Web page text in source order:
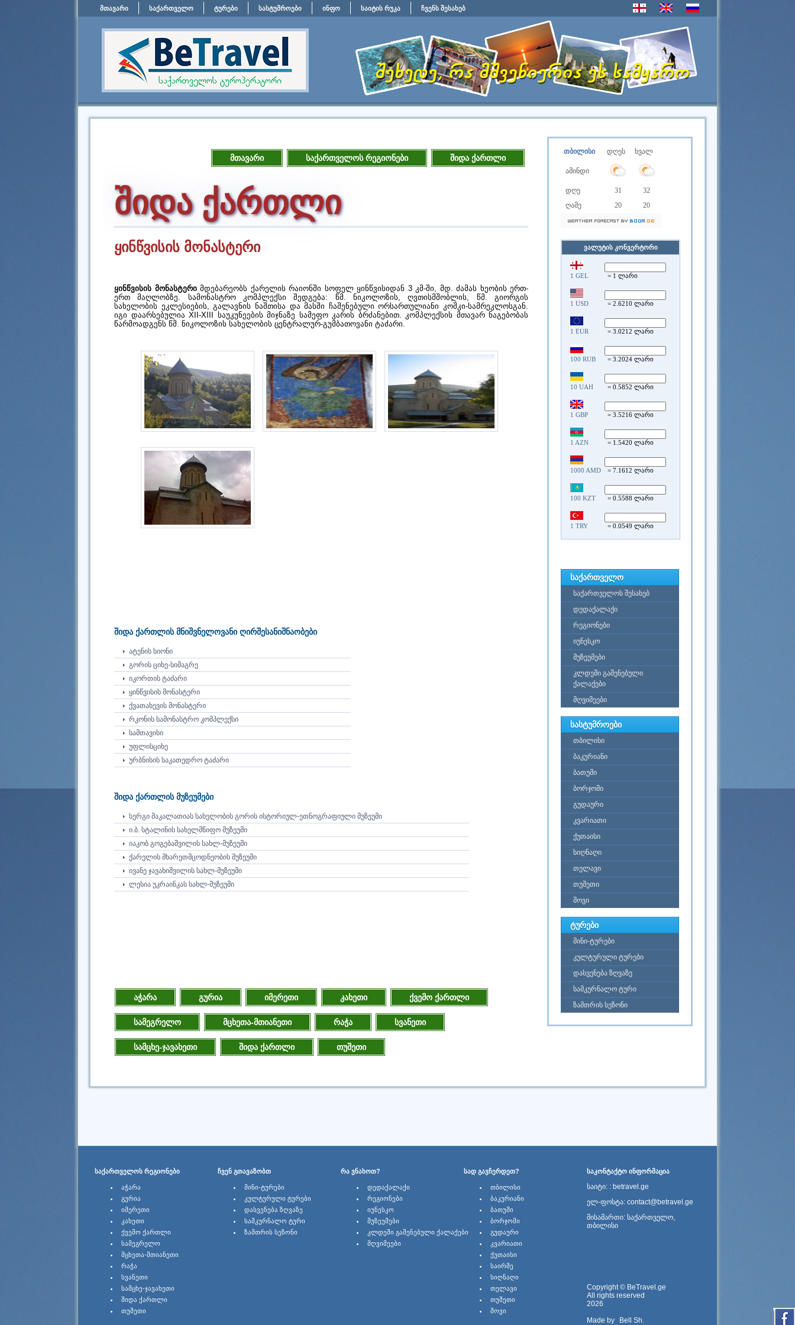
მთავარი საქართველო ტურები სასტუმროები ინფო საიტის რუკა ჩვენს შესახებ
თბილისი დღეს ხვალ
ამინდი
დღე 31
32
ღამე
20 20
ვალუტის კონვერტორი
1 GEL = 1 ლარი
1 USD = 2.6210 ლარი
1 EUR = 3.0212 ლარი
100 RUB = 3.2024 ლარი
10 UAH = 0.5852 ლარი
1 GBP = 3.5216 ლარი
1 AZN = 1.5420 ლარი
1000 AMD = 7.1612 ლარი
100 KZT = 0.5588 ლარი
1 TRY = 0.0549 ლარი
საქართველო
საქართველოს შესახებ
დედაქალაქი
რეგიონები
იუნესკო
მუზეუმები
კლდეში გაშენებული
ქალაქები
მღვიმეები
სასტუმროები
თბილისი
ბაკურიანი
ბათუმი
ბორჯომი
გუდაური
კვარიათი
ქუთაისი
სიღნაღი
თელავი
თუშეთი
შოვი
ტურები
მინი-ტურები
კულტურული ტურები
დასვენება ზღვაზე
სამკურნალო ტური
ზამთრის სეზონი
მთავარი საქართველოს რეგიონები შიდა ქართლი
შიდა ქართლი
ყინწვისის მონასტერი
ყინწვისის მონასტერი მდებარეობს ქარელის რაიონში სოფელ ყინწვისიდან 3 კმ-ში, მდ. ძამას ხეობის ერთ-
ერთ მაღლობზე. სამონასტრო კომპლექსი შედგება: წმ. ნიკოლოზის, ღვთისმშობლის, წმ. გიორგის
სახელობის ეკლესიების, გალავნის ნაშთისა და მასში ჩაშენებული ორსართულიანი კოშკი-სამრეკლოსგან.
იგი დაარსებულია XII-XIII საუკუნეების მიჯნაზე სამეფო კარის ბრძანებით. კომპლექსის მთავარ ნაგებობას
წარმოადგენს წმ. ნიკოლოზის სახელობის ცენტრალურ-გუმბათოვანი ტაძარი.
შიდა ქართლის მნიშვნელოვანი ღირშესანიშნაობები
ᲐᲢᲔᲜᲘᲡ ᲡᲘᲝᲜᲘ
ᲒᲝᲠᲘᲡ ᲪᲘᲮᲔ-ᲡᲘᲛᲐᲒᲠᲔ
ᲘᲙᲝᲠᲗᲘᲡ ᲢᲐᲫᲐᲠᲘ
ᲧᲘᲜᲬᲕᲘᲡᲘᲡ ᲛᲝᲜᲐᲡᲢᲔᲠᲘ
ᲥᲕᲐᲗᲐᲮᲔᲕᲘᲡ ᲛᲝᲜᲐᲡᲢᲔᲠᲘ
ᲠᲙᲝᲜᲘᲡ ᲡᲐᲛᲝᲜᲐᲡᲢᲠᲝ ᲙᲝᲛᲞᲚᲔᲥᲡᲘ
ᲡᲐᲛᲗᲐᲕᲘᲡᲘ
ᲣᲤᲚᲘᲡᲪᲘᲮᲔ
ᲣᲠᲑᲜᲘᲡᲘᲡ ᲡᲐᲙᲐᲗᲔᲓᲠᲝ ᲢᲐᲫᲐᲠᲘ
შიდა ქართლის მუზეუმები
ᲡᲔᲠᲒᲘ ᲛᲐᲙᲐᲚᲐᲗᲘᲐᲡ ᲡᲐᲮᲔᲚᲝᲑᲘᲡ ᲒᲝᲠᲘᲡ ᲘᲡᲢᲝᲠᲘᲣᲚ-ᲔᲗᲜᲝᲒᲠᲐᲤᲘᲣᲚᲘ ᲛᲣᲖᲔᲣᲛᲘ
Ი.Ბ. ᲡᲢᲐᲚᲘᲜᲘᲡ ᲡᲐᲮᲔᲚᲛᲬᲘᲤᲝ ᲛᲣᲖᲔᲣᲛᲘ
ᲘᲐᲙᲝᲑ ᲒᲝᲒᲔᲑᲐᲨᲕᲘᲚᲘᲡ ᲡᲐᲮᲚ-ᲛᲣᲖᲔᲣᲛᲘ
ᲥᲐᲠᲔᲚᲘᲡ ᲛᲮᲐᲠᲔᲗᲛᲪᲝᲓᲜᲔᲝᲑᲘᲡ ᲛᲣᲖᲔᲣᲛᲘ
ᲘᲕᲐᲜᲔ ᲯᲐᲕᲐᲮᲘᲨᲕᲘᲚᲘᲡ ᲡᲐᲮᲚ-ᲛᲣᲖᲔᲣᲛᲘ
ᲚᲔᲡᲘᲐ ᲣᲙᲠᲐᲘᲜᲙᲐᲡ ᲡᲐᲮᲚ-ᲛᲣᲖᲔᲣᲛᲘ
აჭარა გურია იმერეთი კახეთი ქვემო ქართლი
სამეგრელო მცხეთა-მთიანეთი რაჭა სვანეთი
სამცხე-ჯავახეთი შიდა ქართლი თუშეთი
ᲡᲐᲥᲐᲠᲗᲕᲔᲚᲝᲡ ᲠᲔᲒᲘᲝᲜᲔᲑᲘ ᲩᲕᲔᲜ ᲒᲗᲐᲕᲐᲖᲝᲑᲗ ᲠᲐ ᲕᲜᲐᲮᲝᲗ? ᲡᲐᲓ ᲒᲐᲕᲩᲔᲠᲓᲔᲗ? ᲡᲐᲙᲝᲜᲢᲐᲥᲢᲝ ᲘᲜᲤᲝᲠᲛᲐᲪᲘᲐ
ᲐᲭᲐᲠᲐ
ᲒᲣᲠᲘᲐ
ᲘᲛᲔᲠᲔᲗᲘ
ᲙᲐᲮᲔᲗᲘ
ᲥᲕᲔᲛᲝ ᲥᲐᲠᲗᲚᲘ
ᲡᲐᲛᲔᲒᲠᲔᲚᲝ
ᲛᲪᲮᲔᲗᲐ-ᲛᲗᲘᲐᲜᲔᲗᲘ
ᲠᲐᲭᲐ
ᲡᲕᲐᲜᲔᲗᲘ
ᲡᲐᲛᲪᲮᲔ-ᲯᲐᲕᲐᲮᲔᲗᲘ
ᲨᲘᲓᲐ ᲥᲐᲠᲗᲚᲘ
ᲗᲣᲨᲔᲗᲘ
ᲛᲘᲜᲘ-ᲢᲣᲠᲔᲑᲘ
ᲙᲣᲚᲢᲣᲠᲣᲚᲘ ᲢᲣᲠᲔᲑᲘ
ᲓᲐᲡᲕᲔᲜᲔᲑᲐ ᲖᲦᲕᲐᲖᲔ
ᲡᲐᲛᲙᲣᲠᲜᲐᲚᲝ ᲢᲣᲠᲘ
ᲖᲐᲛᲗᲠᲘᲡ ᲡᲔᲖᲝᲜᲘ
ᲓᲔᲓᲐᲥᲐᲚᲐᲥᲘ
ᲠᲔᲒᲘᲝᲜᲔᲑᲘ
ᲘᲣᲜᲔᲡᲙᲝ
ᲛᲣᲖᲔᲣᲛᲔᲑᲘ
ᲙᲚᲓᲔᲨᲘ ᲒᲐᲨᲔᲜᲔᲑᲣᲚᲘ ᲥᲐᲚᲐᲥᲔᲑᲘ
ᲛᲦᲕᲘᲛᲔᲔᲑᲘ
ᲗᲑᲘᲚᲘᲡᲘ
ᲑᲐᲙᲣᲠᲘᲐᲜᲘ
ᲑᲐᲗᲣᲛᲘ
ᲑᲝᲠᲯᲝᲛᲘ
ᲒᲣᲓᲐᲣᲠᲘ
ᲙᲕᲐᲠᲘᲐᲗᲘ
ᲥᲣᲗᲐᲘᲡᲘ
ᲡᲐᲘᲠᲛᲔ
ᲡᲘᲦᲜᲐᲦᲘ
ᲗᲔᲚᲐᲕᲘ
ᲗᲣᲨᲔᲗᲘ
ᲨᲝᲕᲘ
საიტი: : betravel.ge
ელ-ფოსტა: contact@betravel.ge
მისამართი: საქართველო,
თბილისი
Copyright © BeTravel.ge
All rights reserved
2026
Made by
Bell Sh.